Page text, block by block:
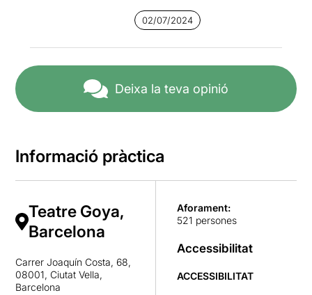
02/07/2024
Deixa la teva opinió
Informació pràctica
Teatre Goya,
Barcelona
Carrer Joaquín Costa, 68,
08001, Ciutat Vella,
Barcelona
Aforament:
521 persones
Accessibilitat
ACCESSIBILITAT